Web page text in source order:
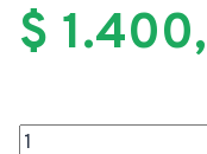
$
Repetidor